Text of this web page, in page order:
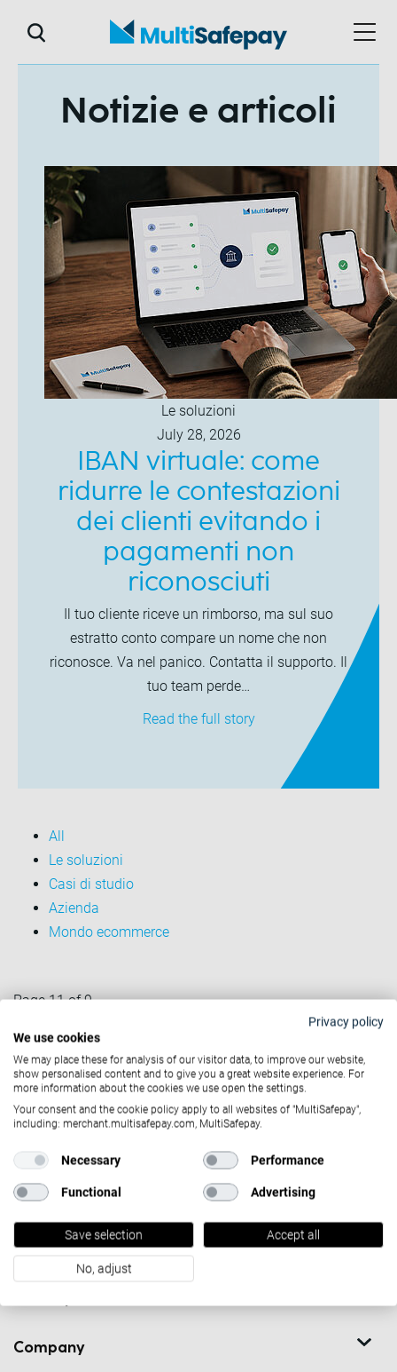
Notizie e articoli
Le soluzioni
July 28, 2026
IBAN virtuale: come
ridurre le contestazioni
dei clienti evitando i
pagamenti non
riconosciuti
Il tuo cliente riceve un rimborso, ma sul suo
estratto conto compare un nome che non
riconosce. Va nel panico. Contatta il supporto. Il
tuo team perde…
Read the full story
All
Le soluzioni
Casi di studio
Azienda
Mondo ecommerce
Page 11 of 9.
Previous
1
…
7
8
Solutions
Partners
Company
Privacy policy
We use cookies
We may place these for analysis of our visitor data, to improve our website,
show personalised content and to give you a great website experience. For
more information about the cookies we use open the settings.
Your consent and the cookie policy apply to all websites of "MultiSafepay",
including: merchant.multisafepay.com, MultiSafepay.
Necessary Performance
Functional Advertising
Save selection Accept all
No, adjust